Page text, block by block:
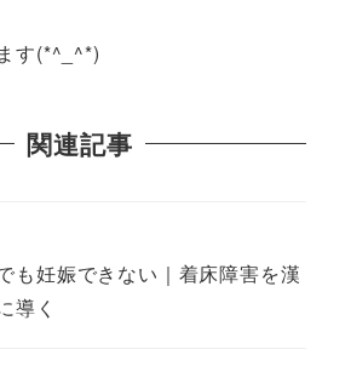
す(*^_^*)
関連記事
も妊娠できない｜着床障害を漢
導く